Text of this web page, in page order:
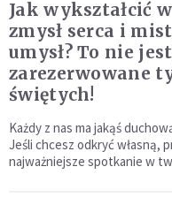
Jak wykształcić
zmysł serca i
umysł? To nie jest
zarezerwowane
świętych!
Każdy z nas ma jakąś
Jeśli chcesz odkryć własną,
najważniejsze spotkanie w